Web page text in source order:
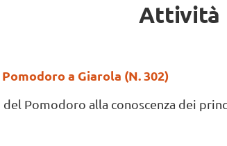
Attività
a Giarola (N. 302)
Pomodoro alla conoscenza dei